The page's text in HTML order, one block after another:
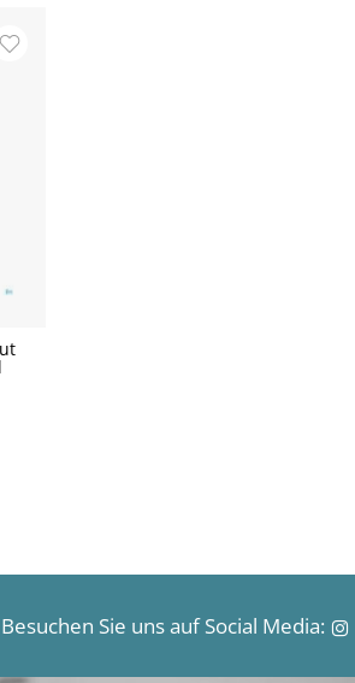
Sie uns auf Social Media: